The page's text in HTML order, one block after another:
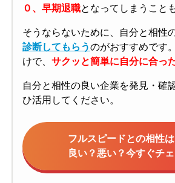
０、早期退職となってしまうこと
そうならないために、自分と相性
診断してもらうのがおすすめです
けで、 サクッと簡単に自分に合っ
自分と相性の良い企業を発見・確
ひ活用してください。
フルスピードとの相性は
良い？悪い？今すぐチェ